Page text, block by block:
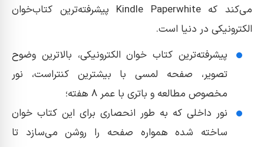
می‌کند که Kindle Paperwhite پیشرفته‌ترین کتاب‌خوان
الکترونیکی در دنیا است.
پیشرفته‌ترین کتاب خوان الکترونیکی، بالاترین وضوح
تصویر، صفحه لمسی با بیشترین کنتراست، نور
مخصوص مطالعه و باتری با عمر 8 هفته؛
نور داخلی که به طور انحصاری برای این کتاب خوان
ساخته شده همواره صفحه را روشن می‌سازد تا